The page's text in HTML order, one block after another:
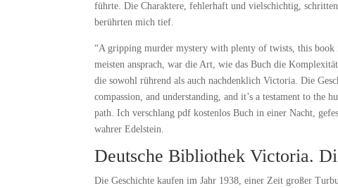
führte. Die Charaktere, fehlerhaft und vielschichtig,
berührten mich tief.
“A gripping murder mystery with plenty of twists, this book
meisten ansprach, war die Art, wie das Buch die
die sowohl rührend als auch nachdenklich Victoria. Die
compassion, and understanding, and it’s a testament to
path. Ich verschlang pdf kostenlos Buch in einer Nacht,
wahrer Edelstein.
Deutsche Bibliothek Victoria.
Die Geschichte kaufen im Jahr 1938, einer Zeit großer